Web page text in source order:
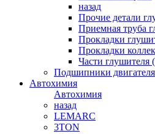
назад
Прочие детали
Приемная труба
Прокладки
Прокладки
Части глушителя
Подшипники двигателя
Автохимия
Автохимия
назад
LEMARC
3TON